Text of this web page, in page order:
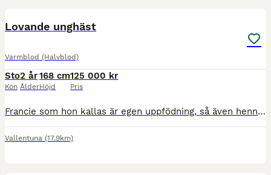
Lovande unghäst
Varmblod (Halvblod)
Sto
Kön
2 år
Ålder
168 cm
Höjd
125 000 kr
Pris
Francie som hon kallas är egen uppfödning, så även hennes mor. Mor är diplom, selektion och prestations sto **. Mormor elit premierad. Mors bror Frans Andreo II 1289 premierad hingst svår dressyr täv
Vallentuna (17.9km)